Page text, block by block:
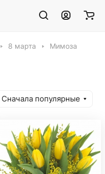
8 марта Мимоза
Сначала популярные